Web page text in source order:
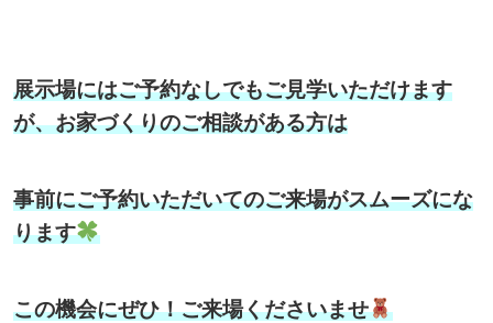
展示場にはご予約なしでもご見学いただけます
が、お家づくりのご相談がある方は
事前にご予約いただいてのご来場がスムーズにな
ります
この機会にぜひ！ご来場くださいませ